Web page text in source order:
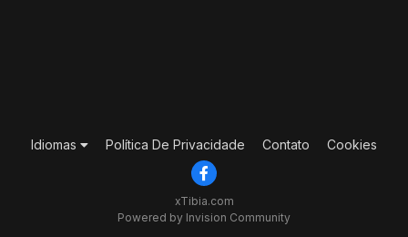
Idiomas Política De Privacidade Contato Cookies
xTibia.com
Powered by Invision Community